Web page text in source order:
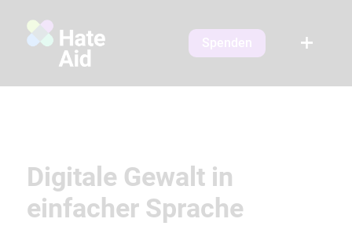
Spenden
Digitale Gewalt in
einfacher Sprache